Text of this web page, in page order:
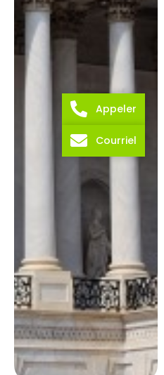
Appeler
Courriel